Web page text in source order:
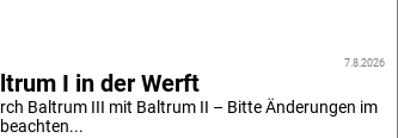
7.8.2026
I in der Werft
Baltrum III mit Baltrum II – Bitte Änderungen im